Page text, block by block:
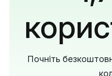
Почніть